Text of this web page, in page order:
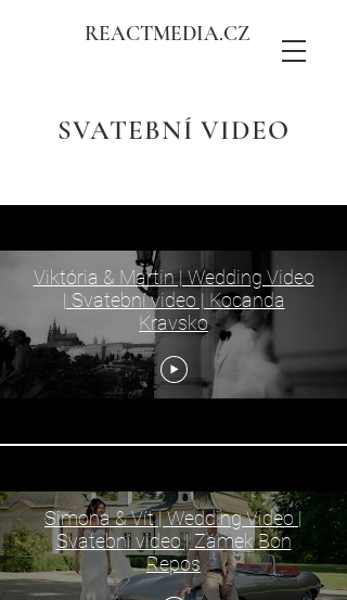
REACTMEDIA.CZ
SVATEBNÍ VIDEO
Viktória & Martin | Wedding Video
| Svatební video | Kocanda
Kravsko
Simona & Vít | Wedding Video |
Svatební video | Zámek Bon
Repos